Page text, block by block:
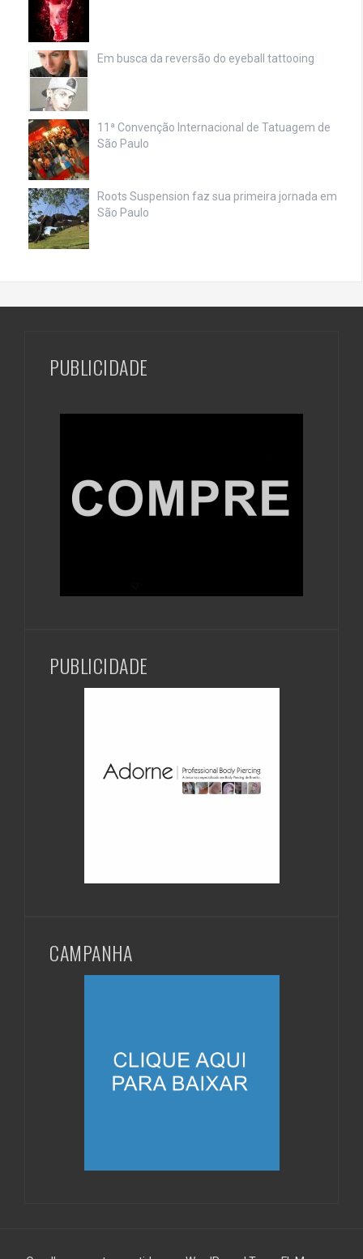
Em busca da reversão do eyeball tattooing
11ª Convenção Internacional de Tatuagem de
São Paulo
Roots Suspension faz sua primeira jornada em
São Paulo
PUBLICIDADE
PUBLICIDADE
CAMPANHA